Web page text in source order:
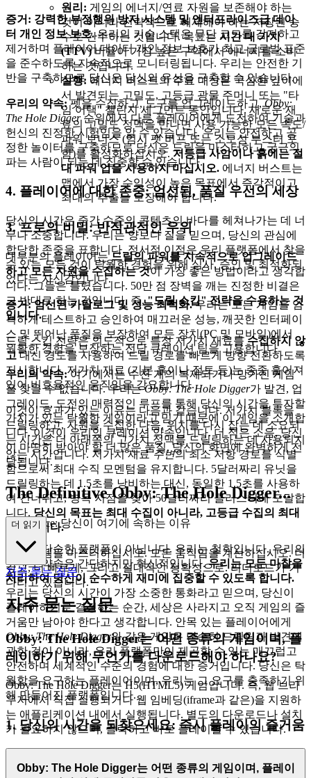
원리: 게임의 에너지/연료 자원을 보존해야 하는
것이 아니라 전략적으로 해제해야 하는 저장된 승
수로 간주하는 것입니다. 목표는 시간 대 가치
(TTV)비율이 가장 높은 구역에서 에너지를 소비
하는 것입니다.
실행: 에너지 버스트의 주요 대상은 극심한 깊이에
서 발견되는 고밀도, 고등급 광물 주머니 또는 "타
임 어택" 챌린지 세그먼트 동안입니다. 새로운 재
료의 고밀도 정맥을 만나면 사용 가능한 모든 속도/
파워 보너스 (임시 펫 버프 또는 소모성 부스터 포
함)를 활성화하십시오. 저등급 사암이나 흙에는 절
대 파워 업을 사용하지 마십시오. 에너지 버스트는
맵에서 가장 수익성이 높은 목표에서 즉각적이고
최대의 추출을 보장해야 합니다.
3. 프로의 비밀: 반직관적인 우위
대부분의 플레이어는드릴의 파워를 지속적으로 업그레이드
하고 모든 자원을 수집하는 것이 가장 좋은 방법이라고 생각합
니다. 그들은 틀렸습니다. 50만 점 장벽을 깨는 진정한 비결은
그 반대로 하는 것입니다. 즉,"드릴 스킵" 전략을 수용하는 것
입니다.
드릴 스킵 전략은 의도적으로 특정 저가치 재료를수집하지 않
고 대신 경도를 사용하여 드릴 경로를 빠르게 방향 전환하도록
지시합니다. 저가치 재료 (기본 흙이나 점토 등)는 종종 흩어져
있어 비효율적인 움직임을 강요합니다.
이것이 효과가 있는 이유는 다음과 같습니다. 저가치 블록을
드릴링하고, 자원을 수집한 다음, 위치를 다시 잡는 데 소요되
는 시간은 더 아래쪽의 고가치 정맥을 드릴링하는 데 사용되지
않는 시간입니다. 저가치 재료주변의 최소 저항 경로를 식별
함으로써 최대 수직 모멘텀을 유지합니다. 5달러짜리 유닛을
드릴링하는 데 1.5초를 낭비하는 대신, 동일한 1.5초를 사용하
여 건너뛰고, 병목 지점을 찾아 50달러짜리 클러스터에 도달합
니다. 당신의 목표는 최대 수집이 아니라, 고등급 수집의 최대
속도입니다.
이 시스템을 마스터하십시오. 모든 움직임을 계산하십시오. 더
깊고, 더 빠르게, 그리고 절대적인 정확성으로. 리더보드가 기
다리고 있습니다.
증거: 강력한 부정행위 방지 시스템 및 엔터프라이즈급 데이
터 개인 정보 보호.우리의 기술 스택은 무단 코드를 감지하고
제거하며 플레이어 데이터 개인 정보 보호가 최고 글로벌 표준
을 준수하도록 지속적으로 모니터링됩니다. 우리는 안전한 기
반을 구축하므로 당신은 당신의 유산을 구축할 수 있습니다.
우리의 약속: 펫을 수집하고, 도구를 업그레이드하고,Obby:
The Hole Digger순위에서 다른 플레이어에게 도전하여 기술과
헌신의 진정한 시험임을 알 수 있습니다. 우리는 안전하고 공
정한 놀이터를 구축하므로 당신은 드릴을 마스터하고 궁극의
파는 사람이 되는 데 집중할 수 있습니다.
4. 플레이어에 대한 존중: 엄선된, 품질 우선의 세상
당신의 시간은 중간 수준의 콘텐츠의 바다를 헤쳐나가는 데 너
무나 소중합니다. 우리는 양보다 질을 믿으며, 당신의 관심에
합당한 존중을 표합니다. 정서적 이점은 우리 플랫폼에서 찾을
수 있는 모든 것이 탁월한 경험을 위해 심사, 승인 및 최적화되
었다는 자신감입니다.
증거: 엄선된 카탈로그 및 성능 최적화.우리는 모든 게임을 엄
격하게 테스트하고 승인하여 매끄러운 성능, 깨끗한 인터페이
스 및 뛰어난 품질을 보장하여 모든 장치(PC 및 모바일)에서
원활한 경험을 보장하는 전담 큐레이션 팀을 고용합니다.
우리의 약속:여기에서는 수천 개의 복제되거나 망가진 게임
을 찾을 수 없습니다. 우리는Obby: The Hole Digger가 발견, 업
그레이드, 도전의 매력적인 루프를 통해 당신의 시간을 투자할
가치가 있는 탁월한 게임이라고 믿기 때문에 이 게임을 소개합
니다. 이것이 우리의 큐레이션 약속입니다. 더 적은 소음, 당신
이 마땅히 받아야 할 더 많은 품질, 당신의 화면에 완벽하게 전
달됩니다.
The Definitive Obby: The Hole Digger...
Experience: 당신이 여기에 속하는 이유
우리는 단순한 플랫폼이 아닙니다. 우리는 철학입니다. 우리의
브랜드 약속은 간단하지만 혁신적입니다.우리는 모든 마찰을
처리하여 당신이 순수하게 재미에 집중할 수 있도록 합니다.
우리는 당신의 시간이 가장 소중한 통화라고 믿으며, 당신이
플레이하기로 결정하는 순간, 세상은 사라지고 오직 게임의 즐
거움만 남아야 한다고 생각합니다. 안목 있는 플레이어에게
Obby: The Hole Digger와 같은 게임은 단순히 드릴링과 발견에
관한 것이 아니라, 우리 플랫폼만이 제공할 수 있는 매끄럽고
안전하며 세계적인 수준의 경험에 대한 증거입니다. 당신은 탁
월함을 요구하는 플레이어이며, 우리는 그 요구를 충족하기 위
해 만들어진 플랫폼입니다.
1. 당신의 시간을 되찾으세요: 즉시 플레이의 즐거움
현대 사회에서 모든 여유 시간은 소중하며, 불필요한 모든 클
릭은 당신의 지성에 대한 모욕입니다. 우리는 당신과 당신의
더 읽기
자주 묻는 질문
자주 묻는 질문
Obby: The Hole Digger는 어떤 종류의 게임이며, 플
레이하기 위해 무언가를 다운로드해야 하나요?
Obby: The Hole Digger는 H5(HTML5) 게임입니다. 즉, 웹 브라
우저에서 직접 실행되거나 웹 임베딩(iframe과 같은)을 지원하
는 애플리케이션 내에서 실행됩니다. 별도의 다운로드나 설치
가 필요하지 않으며, 클릭하고 바로 플레이할 수 있습니다.
Obby: The Hole Digger는 어떤 종류의 게임이며, 플레이